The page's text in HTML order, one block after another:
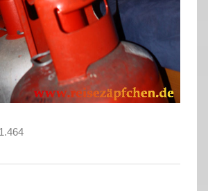
1.464